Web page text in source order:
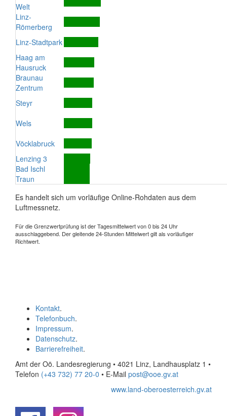
Welt
Linz-
Römerberg
Linz-Stadtpark
Haag am
Hausruck
Braunau
Zentrum
Steyr
Wels
Vöcklabruck
Lenzing 3
Bad Ischl
Traun
Es handelt sich um vorläufige Online-Rohdaten aus dem
Luftmessnetz.
Für die Grenzwertprüfung ist der Tagesmittelwert von 0 bis 24 Uhr
ausschlaggebend. Der gleitende 24-Stunden Mittelwert gilt als vorläufiger
Richtwert.
Kontakt.
Telefonbuch.
Impressum.
Datenschutz.
Barrierefreiheit.
Amt der Oö. Landesregierung • 4021 Linz, Landhausplatz 1 •
Telefon (+43 732) 77 20-0 • E-Mail post@ooe.gv.at
www.land-oberoesterreich.gv.at